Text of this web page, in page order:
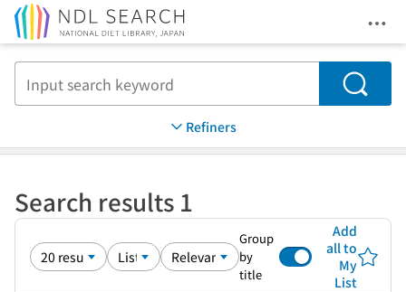
Search
Refiners
Search results 1
Group
by
title
Add
all to
My
List